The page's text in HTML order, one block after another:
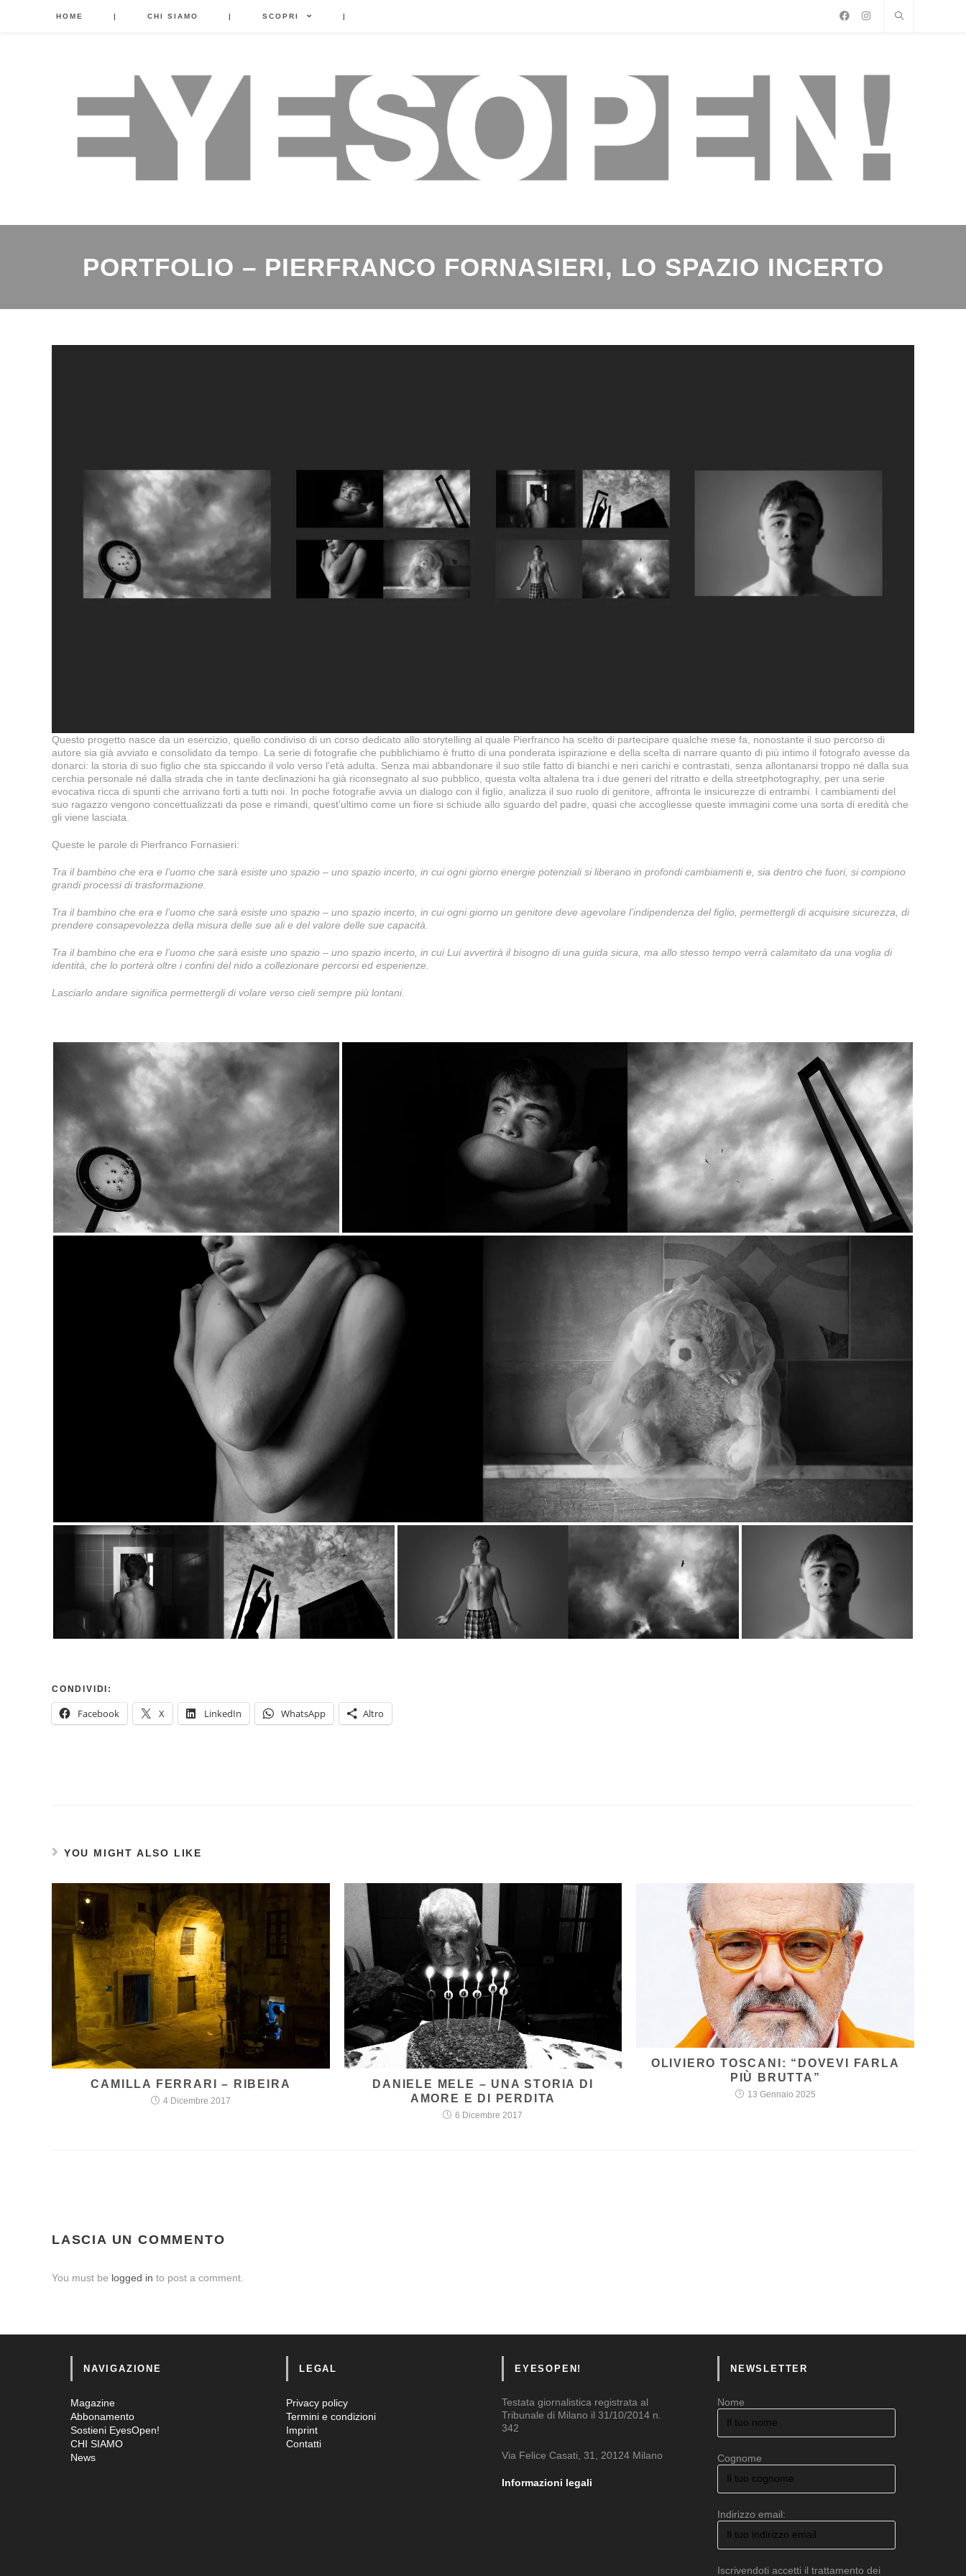
HOME | CHI SIAMO | SCOPRI |
PORTFOLIO – PIERFRANCO FORNASIERI, LO SPAZIO INCERTO
Questo progetto nasce da un esercizio, quello condiviso di un corso dedicato allo storytelling al quale Pierfranco ha scelto di partecipare qualche mese fa, nonostante il suo percorso di
autore sia già avviato e consolidato da tempo. La serie di fotografie che pubblichiamo è frutto di una ponderata ispirazione e della scelta di narrare quanto di più intimo il fotografo avesse da
donarci: la storia di suo figlio che sta spiccando il volo verso l’età adulta. Senza mai abbandonare il suo stile fatto di bianchi e neri carichi e contrastati, senza allontanarsi troppo né dalla sua
cerchia personale né dalla strada che in tante declinazioni ha già riconsegnato al suo pubblico, questa volta altalena tra i due generi del ritratto e della streetphotography, per una serie
evocativa ricca di spunti che arrivano forti a tutti noi. In poche fotografie avvia un dialogo con il figlio, analizza il suo ruolo di genitore, affronta le insicurezze di entrambi. I cambiamenti del
suo ragazzo vengono concettualizzati da pose e rimandi, quest’ultimo come un fiore si schiude allo sguardo del padre, quasi che accogliesse queste immagini come una sorta di eredità che
gli viene lasciata.
Queste le parole di Pierfranco Fornasieri:
Tra il bambino che era e l’uomo che sarà esiste uno spazio – uno spazio incerto, in cui ogni giorno energie potenziali si liberano in profondi cambiamenti e, sia dentro che fuori, si compiono
grandi processi di trasformazione.
Tra il bambino che era e l’uomo che sarà esiste uno spazio – uno spazio incerto, in cui ogni giorno un genitore deve agevolare l’indipendenza del figlio, permettergli di acquisire sicurezza, di
prendere consapevolezza della misura delle sue ali e del valore delle sue capacità.
Tra il bambino che era e l’uomo che sarà esiste uno spazio – uno spazio incerto, in cui Lui avvertirà il bisogno di una guida sicura, ma allo stesso tempo verrà calamitato da una voglia di
identità, che lo porterà oltre i confini del nido a collezionare percorsi ed esperienze.
Lasciarlo andare significa permettergli di volare verso cieli sempre più lontani.
CONDIVIDI:
Facebook X LinkedIn WhatsApp Altro
YOU MIGHT ALSO LIKE
CAMILLA FERRARI – RIBEIRA
4 Dicembre 2017
DANIELE MELE – UNA STORIA DI
AMORE E DI PERDITA
6 Dicembre 2017
OLIVIERO TOSCANI: “DOVEVI FARLA
PIÙ BRUTTA”
13 Gennaio 2025
LASCIA UN COMMENTO
You must be logged in to post a comment.
NAVIGAZIONE
Magazine
Abbonamento
Sostieni EyesOpen!
CHI SIAMO
News
LEGAL
Privacy policy
Termini e condizioni
Imprint
Contatti
EYESOPEN!
Testata giornalistica registrata al
Tribunale di Milano il 31/10/2014 n.
342
Via Felice Casati, 31, 20124 Milano
Informazioni legali
NEWSLETTER
Nome
Cognome
Indirizzo email:
Iscrivendoti accetti il trattamento dei